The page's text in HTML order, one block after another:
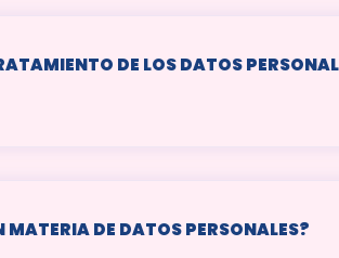
DE LOS DATOS
MATERIA DE DATOS PERSONALES?